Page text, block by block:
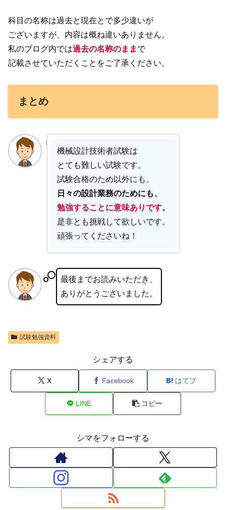
科目の名称は過去と現在とで多少違いが
ございますが、内容は概ね違いありません。
私のブログ内では過去の名称のまま で
記載させていただくことをご了承ください。
まとめ
機械設計技術者試験は
とても難しい試験です。
試験合格のため以外にも、
日々の設計業務のためにも、
勉強することに意味ありです。
是非とも挑戦して欲しいです。
頑張ってくださいね！
最後までお読みいただき、
ありがとうございました。
試験勉強資料
シェアする
X Facebook はてブ
LINE コピー
シマをフォローする